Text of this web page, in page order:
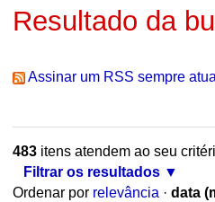
Resultado da
Assinar um RSS sempre
483itens atendem ao seu
Filtrar os resultados
Ordenar por relevância · data